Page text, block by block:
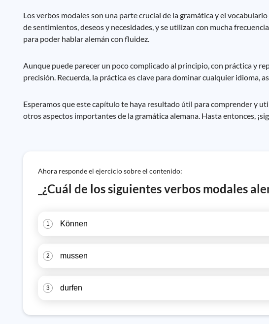
Los verbos modales son una parte crucial de la gramática y el
de sentimientos, deseos y necesidades, y se utilizan con mucha
para poder hablar alemán con fluidez.
Aunque puede parecer un poco complicado al principio, con práctica y
precisión. Recuerda, la práctica es clave para dominar cualquier idioma,
Esperamos que este capítulo te haya resultado útil para comprender y
otros aspectos importantes de la gramática alemana. Hasta entonces,
Ahora responde el ejercicio sobre el contenido:
_¿Cuál de los siguientes verbos modales
1 Können
2 mussen
3 durfen